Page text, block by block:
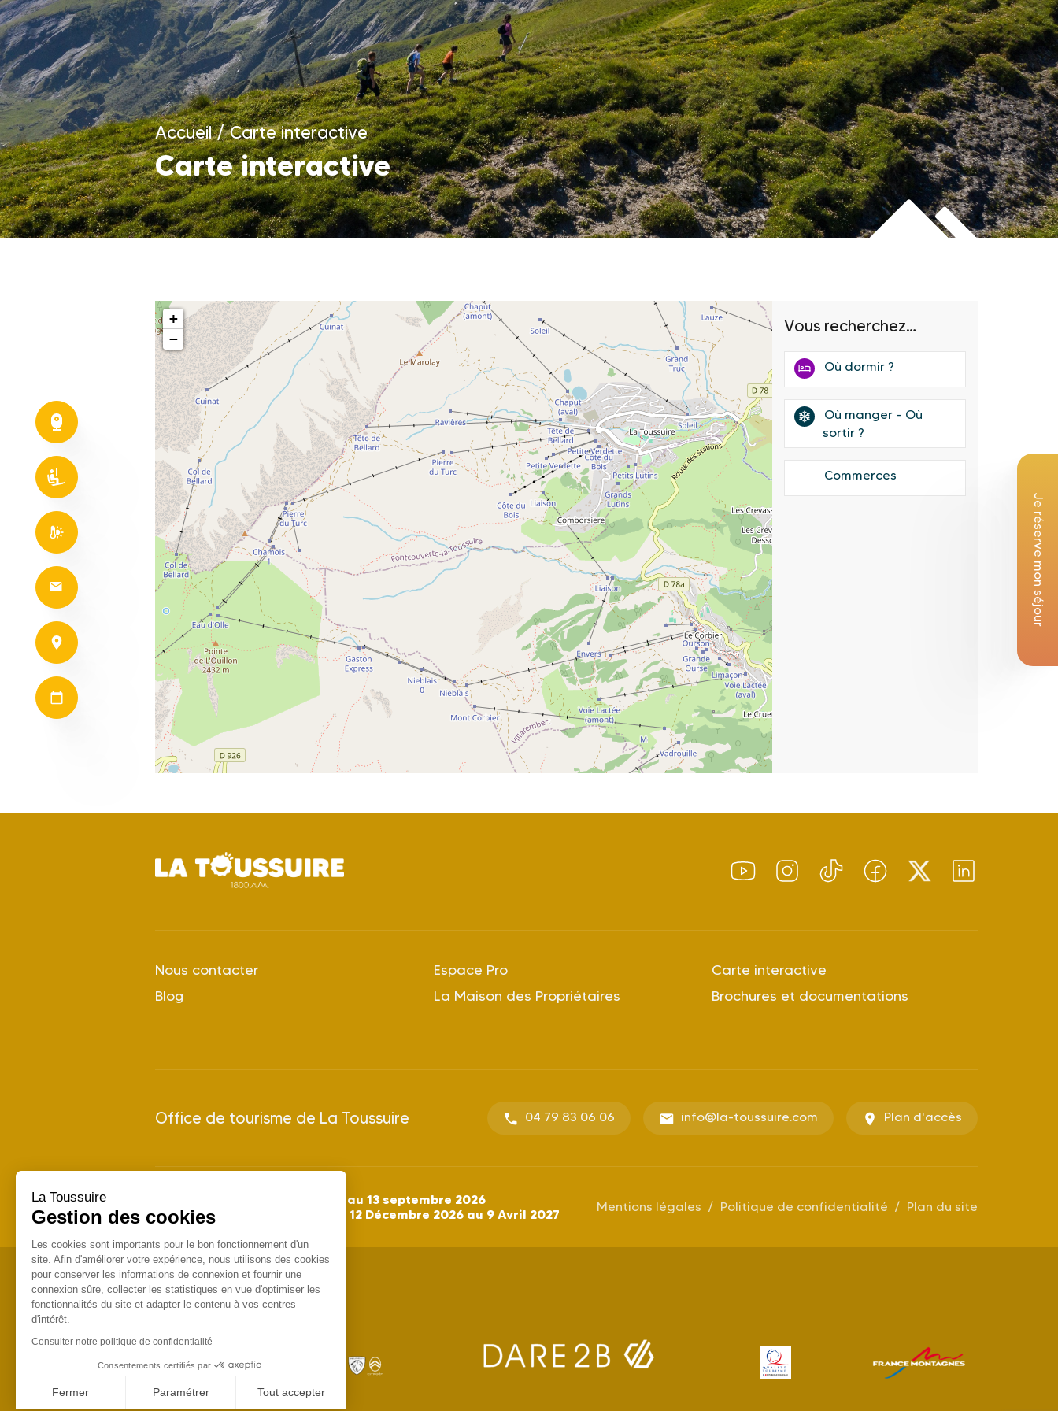
Je réserve mon séjour
Accueil/Carte interactive
Carte interactive
+
−
Vous recherchez…
Où dormir ?
sortir ?
Commerces
Nous contacter
Blog
Espace Pro
La Maison des Propriétaires
Carte interactive
Brochures et documentations
Office de tourisme de La Toussuire 04 79 83 06 06 info@la-toussuire.com Plan d'accès
28 juin au 13 septembre 2026
Saison Hiver 2026/2027 : du 12 Décembre 2026 au 9 Avril 2027 Mentions légales Politique de confidentialité Plan du site
La Toussuire
Gestion des cookies
Les cookies sont importants pour le bon fonctionnement d'un
site. Afin d'améliorer votre expérience, nous utilisons des cookies
pour conserver les informations de connexion et fournir une
connexion sûre, collecter les statistiques en vue d'optimiser les
fonctionnalités du site et adapter le contenu à vos centres
d'intérêt.
Consulter notre politique de confidentialité
Consentements certifiés par
Fermer Paramétrer Tout accepter